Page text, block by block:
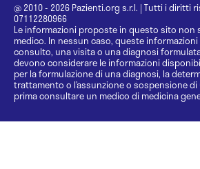
@ 2010 - 2026 Pazienti.org s.r.l. | Tutti i diritti
07112280966
Le informazioni proposte in questo sito non
medico. In nessun caso, queste
consulto, una visita o una diagnosi
devono considerare le informazioni
per la formulazione di una diagnosi, la
trattamento o l’assunzione o sospensione
prima consultare un medico di medicina